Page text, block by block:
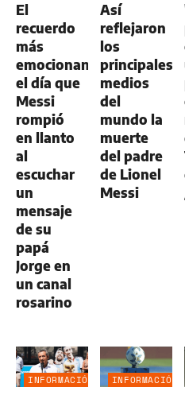
El
recuerdo
más
emocionante:
el día que
Messi
rompió
en llanto
al
escuchar
un
mensaje
de su
papá
Jorge en
un canal
rosarino
Así
reflejaron
los
principales
medios
del
mundo la
muerte
del padre
de Lionel
Messi
INFORMACIÓN
INFORMACIÓN